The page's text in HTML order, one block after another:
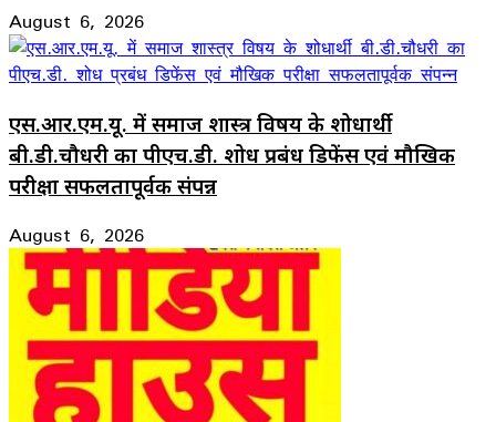
August 6, 2026
एस.आर.एम.यू. में समाज शास्त्र विषय के शोधार्थी
बी.डी.चौधरी का पीएच.डी. शोध प्रबंध डिफेंस एवं मौखिक
परीक्षा सफलतापूर्वक संपन्न
August 6, 2026